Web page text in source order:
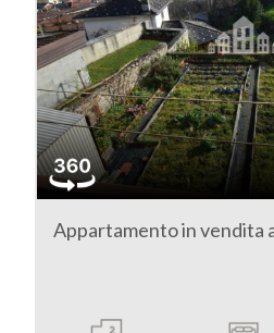
Appartamento in vendita
Qualsiasi
1
2